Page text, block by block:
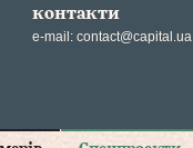
контакти
e-mail: contact@capital.ua